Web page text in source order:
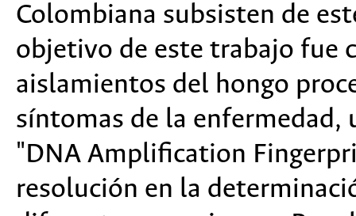
Colombiana subsisten de
objetivo de este trabajo fue
aislamientos del hongo
síntomas de la
"DNA Amplification
resolución en la